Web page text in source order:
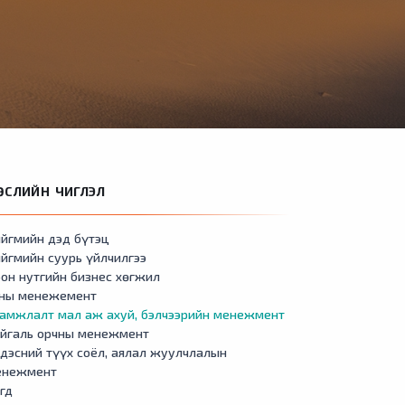
ЧИГЛЭЛ
дэд бүтэц
суурь үйлчилгээ
нутгийн бизнес хөгжил
менежемент
мал аж ахуй, бэлчээрийн менежмент
орчны менежмент
түүх соёл, аялал жуулчлалын